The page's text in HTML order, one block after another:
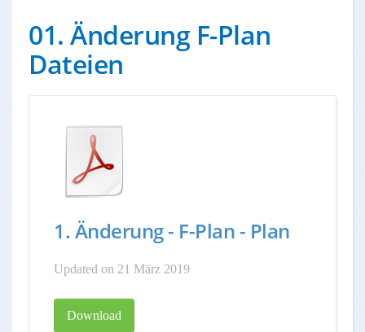
01. Änderung F-Plan
Dateien
1. Änderung - F-Plan - Plan
Updated on 21 März 2019
Download